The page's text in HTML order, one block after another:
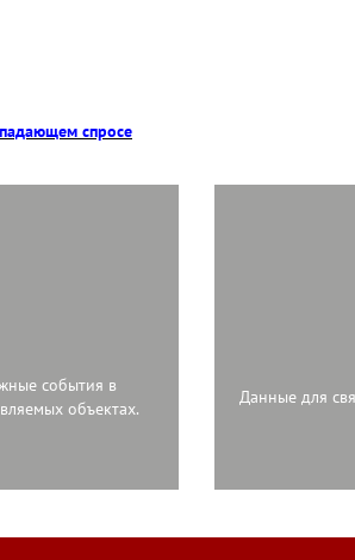
спросе
события в
объектах.
Данные для